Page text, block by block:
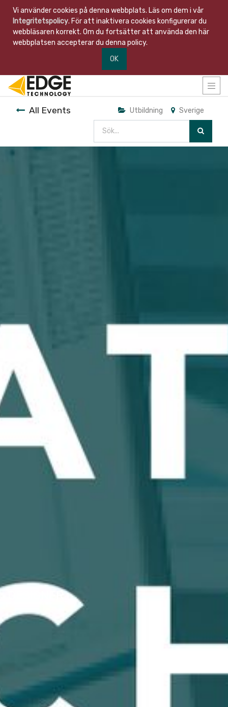
Vi använder cookies på denna webbplats. Läs om dem i vår
Integritetspolicy. För att inaktivera cookies konfigurerar du
webbläsaren korrekt. Om du fortsätter att använda den här
webbplatsen accepterar du denna policy.
OK
All Events Utbildning Sverige
DESIGNER